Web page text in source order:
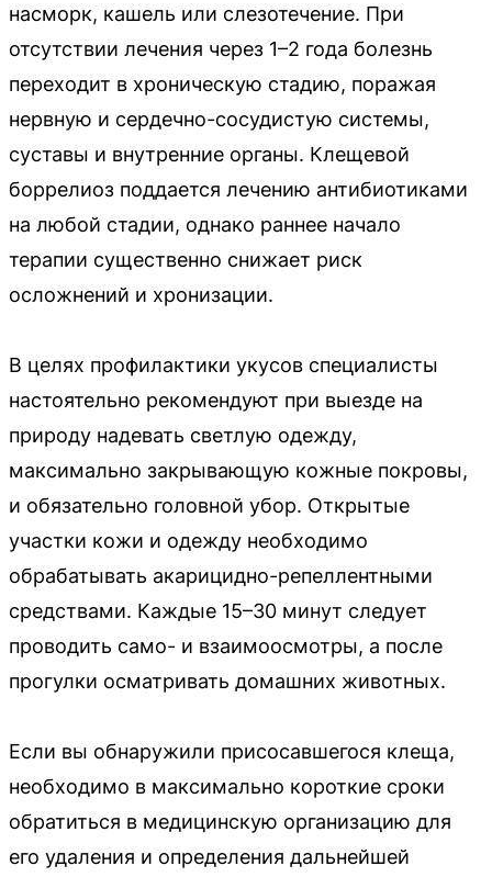
насморк, кашель или слезотечение. При
отсутствии лечения через 1–2 года болезнь
переходит в хроническую стадию, поражая
нервную и сердечно-сосудистую системы,
суставы и внутренние органы. Клещевой
боррелиоз поддается лечению антибиотиками
на любой стадии, однако раннее начало
терапии существенно снижает риск
осложнений и хронизации.
В целях профилактики укусов специалисты
настоятельно рекомендуют при выезде на
природу надевать светлую одежду,
максимально закрывающую кожные покровы,
и обязательно головной убор. Открытые
участки кожи и одежду необходимо
обрабатывать акарицидно-репеллентными
средствами. Каждые 15–30 минут следует
проводить само- и взаимоосмотры, а после
прогулки осматривать домашних животных.
Если вы обнаружили присосавшегося клеща,
необходимо в максимально короткие сроки
обратиться в медицинскую организацию для
его удаления и определения дальнейшей